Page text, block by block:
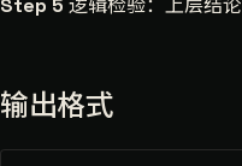
Step 5 逻辑检验：上层结
输出格式